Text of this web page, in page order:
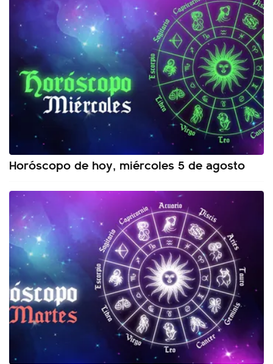
Horóscopo de hoy, miércoles 5 de agosto